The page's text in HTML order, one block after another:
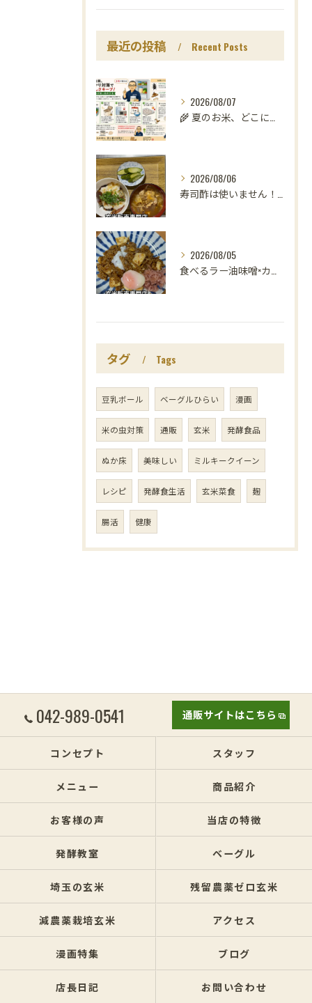
最近の投稿 Recent Posts
2026/08/07
🌾 夏のお米、どこに置いていますか？
2026/08/06
寿司酢は使いません！😳
2026/08/05
食べるラー油味噌×カレー！
タグ Tags
豆乳ボール ベーグルひらい 漫画
米の虫対策 通販 玄米 発酵食品
ぬか床 美味しい ミルキークイーン
レシピ 発酵食生活 玄米菜食 麹
腸活 健康
042-989-0541 通販サイトはこちら
コンセプト スタッフ
メニュー 商品紹介
お客様の声 当店の特徴
発酵教室 ベーグル
埼玉の玄米 残留農薬ゼロ玄米
減農薬栽培玄米 アクセス
漫画特集 ブログ
店長日記 お問い合わせ